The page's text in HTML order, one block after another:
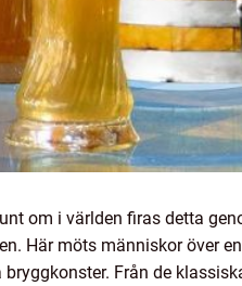
om i världen firas detta
Här möts människor över
Från de